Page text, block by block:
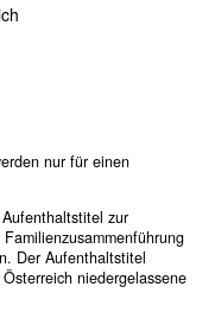
nur für einen
zur
Der Aufenthaltstitel
niedergelassene